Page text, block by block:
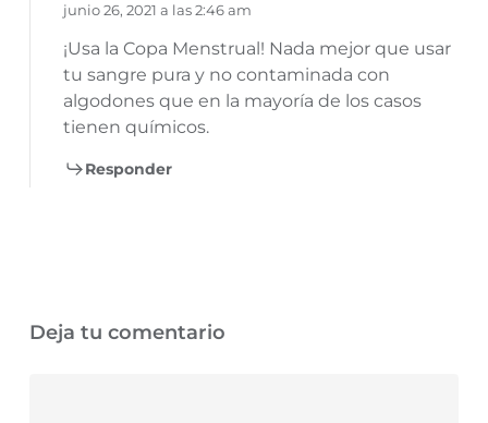
junio 26, 2021 a las 2:46 am
¡Usa la Copa Menstrual! Nada mejor que usar
tu sangre pura y no contaminada con
algodones que en la mayoría de los casos
tienen químicos.
Responder
Deja tu comentario